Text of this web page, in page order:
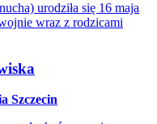
urodziła się 16 maja
wraz z rodzicami
Szczecin